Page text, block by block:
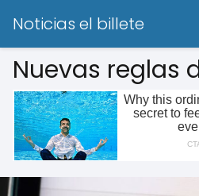
Noticias el billete
Nuevas reglas